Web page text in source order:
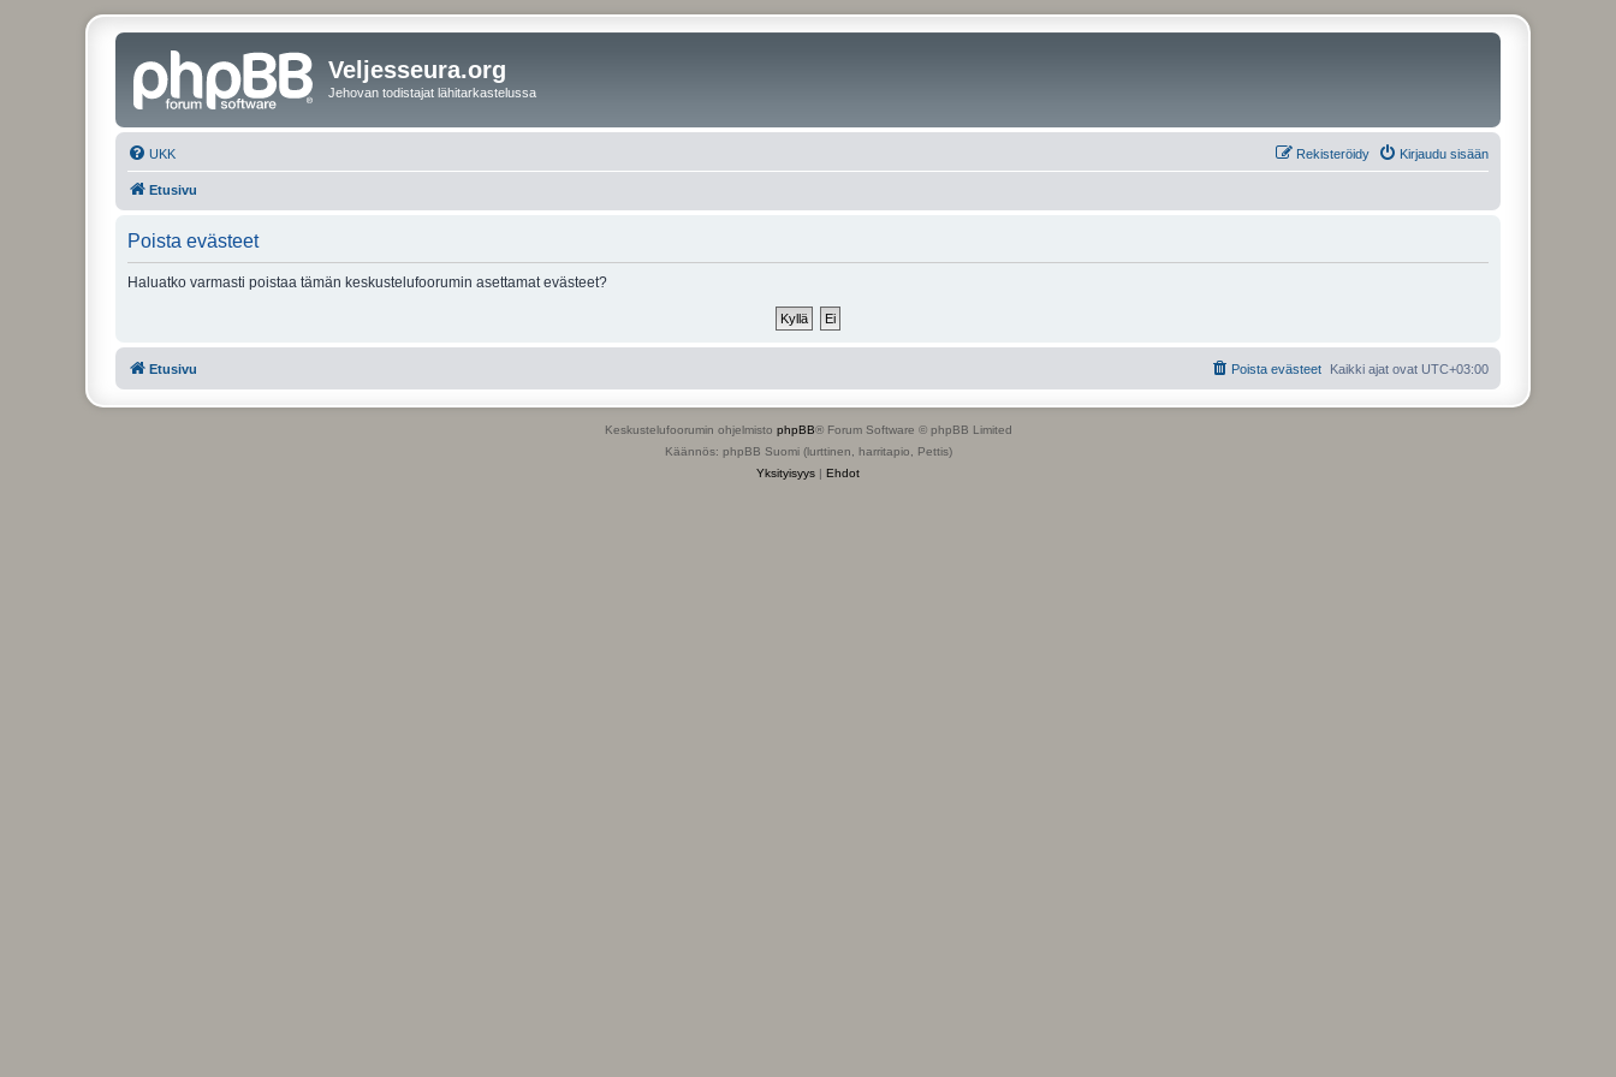
Veljesseura.org
Jehovan todistajat lähitarkastelussa
UKK Kirjaudu sisään
Rekisteröidy
Etusivu
Poista evästeet
Haluatko varmasti poistaa tämän keskustelufoorumin asettamat evästeet?
Etusivu Kaikki ajat ovat UTC+03:00
Poista evästeet
Keskustelufoorumin ohjelmisto phpBB® Forum Software © phpBB Limited
Käännös: phpBB Suomi (lurttinen, harritapio, Pettis)
Yksityisyys | Ehdot